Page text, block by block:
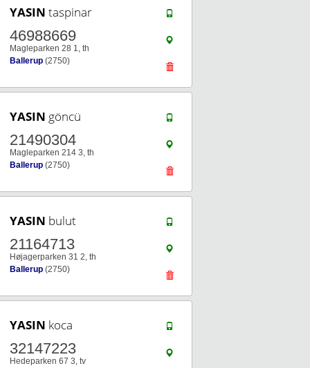
YASIN taspinar
46988669
Magleparken 28 1, th
Ballerup (2750)
YASIN göncü
21490304
Magleparken 214 3, th
Ballerup (2750)
YASIN bulut
21164713
Højagerparken 31 2, th
Ballerup (2750)
YASIN koca
32147223
Hedeparken 67 3, tv